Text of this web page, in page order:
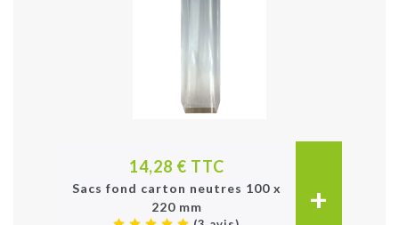
14,28 € TTC
Sacs fond carton neutres 100 x
220 mm
+